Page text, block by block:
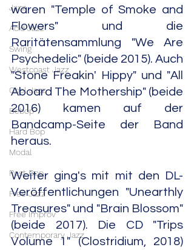
Jazz
Acid Jazz
Swing
Westcoast Jazz
Cool Jazz
Bebop
Hard Bop
Modal
Post Bop
Free Jazz
Free Improv
Contemporary Jazz
waren "Temple of Smoke and
Flowers" und die
Raritätensammlung "We Are
Psychedelic" (beide 2015). Auch
"Stone Freakin' Hippy" und "All
Aboard The Mothership" (beide
2016) kamen auf der
Bandcamp-Seite der Band
heraus.
Weiter ging's mit mit den DL-
Veröffentlichungen "Unearthly
Treasures" und "Brain Blossom"
(beide 2017). Die CD "Trips
Volume 1" (Clostridium, 2018)